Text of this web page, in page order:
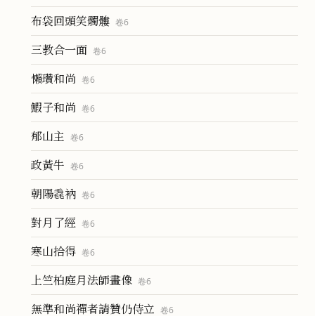
布袋回頭笑髑髏 卷6
三教合一面 卷6
懶瓚和尚 卷6
鰕子和尚 卷6
郁山主 卷6
政黃牛 卷6
朝陽毳衲 卷6
對月了經 卷6
寒山拾得 卷6
上竺柏庭月法師畫像 卷6
無準和尚禪者請贊仍侍立 卷6